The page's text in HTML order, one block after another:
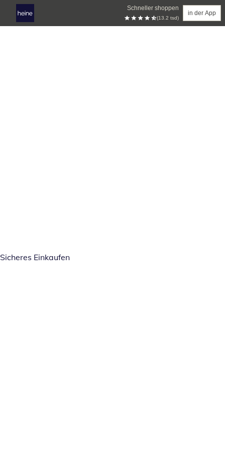
Schneller shoppen
(13.2 tsd)
in der App
Sicheres Einkaufen